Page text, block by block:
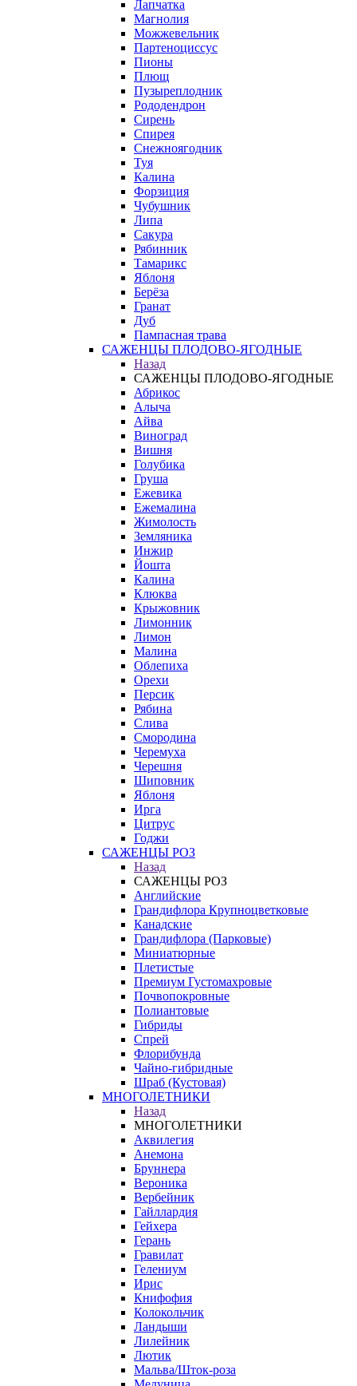
Лапчатка
Магнолия
Можжевельник
Партеноциссус
Пионы
Плющ
Пузыреплодник
Рододендрон
Сирень
Спирея
Снежноягодник
Туя
Калина
Форзиция
Чубушник
Липа
Сакура
Рябинник
Тамарикс
Яблоня
Берёза
Гранат
Дуб
Пампасная трава
САЖЕНЦЫ ПЛОДОВО-ЯГОДНЫЕ
Назад
САЖЕНЦЫ ПЛОДОВО-ЯГОДНЫЕ
Абрикос
Алыча
Айва
Виноград
Вишня
Голубика
Груша
Ежевика
Ежемалина
Жимолость
Земляника
Инжир
Йошта
Калина
Клюква
Крыжовник
Лимонник
Лимон
Малина
Облепиха
Орехи
Персик
Рябина
Слива
Смородина
Черемуха
Черешня
Шиповник
Яблоня
Ирга
Цитрус
Годжи
САЖЕНЦЫ РОЗ
Назад
САЖЕНЦЫ РОЗ
Английские
Грандифлора Крупноцветковые
Канадские
Грандифлора (Парковые)
Миниатюрные
Плетистые
Премиум Густомахровые
Почвопокровные
Полиантовые
Гибриды
Спрей
Флорибунда
Чайно-гибридные
Шраб (Кустовая)
МНОГОЛЕТНИКИ
Назад
МНОГОЛЕТНИКИ
Аквилегия
Анемона
Бруннера
Вероника
Вербейник
Гайллардия
Гейхера
Герань
Гравилат
Гелениум
Ирис
Книфофия
Колокольчик
Ландыши
Лилейник
Лютик
Мальва/Шток-роза